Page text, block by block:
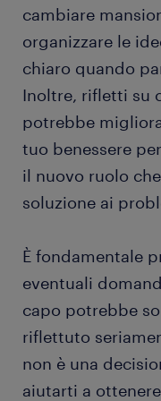
cambiare
organizzare le
chiaro quando
Inoltre, rifletti su
potrebbe
tuo benessere
il nuovo ruolo
soluzione ai
È fondamentale
eventuali
capo potrebbe
riflettuto
non è una
aiutarti a